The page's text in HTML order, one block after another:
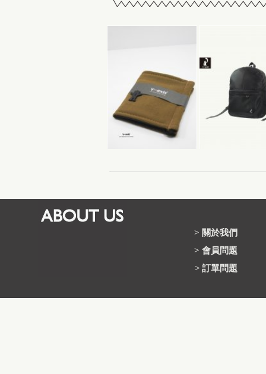
> 關於我們
> 會員問題
> 訂單問題